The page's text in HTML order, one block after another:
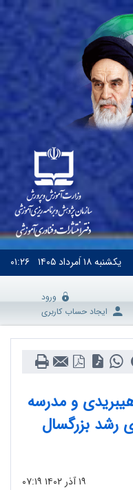
یکشنبه۱۸ اَمرداد ۱۴۰۵ ۰۱:۲۶
ورود
ایجاد حساب کاربری
و مدرسه
رشد بزرگسال
۱۹ آذر ۱۴۰۲ ۰۷:۱۹